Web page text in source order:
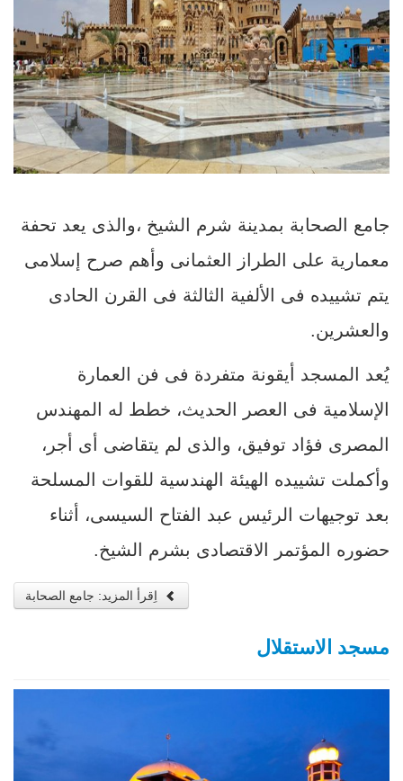
جامع الصحابة بمدينة شرم الشيخ ،والذى يعد تحفة
معمارية على الطراز العثمانى وأهم صرح إسلامى
يتم تشييده فى الألفية الثالثة فى القرن الحادى
والعشرين.
يُعد المسجد أيقونة متفردة فى فن العمارة
الإسلامية فى العصر الحديث، خطط له المهندس
المصرى فؤاد توفيق، والذى لم يتقاضى أى أجر،
وأكملت تشييده الهيئة الهندسية للقوات المسلحة
بعد توجيهات الرئيس عبد الفتاح السيسى، أثناء
حضوره المؤتمر الاقتصادى بشرم الشيخ.
اِقرأ المزيد: جامع الصحابة
مسجد الاستقلال